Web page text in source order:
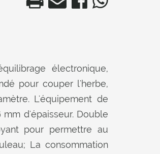
électronique,
pour couper l'herbe,
L'équipement de
d'épaisseur. Double
pour permettre au
La consommation